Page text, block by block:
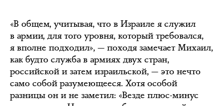
«В общем, учитывая, что в Израиле я служил
в армии, для того уровня, который требовался,
я вполне подходил», — походя замечает Михаил,
как будто служба в армиях двух стран,
российской и затем израильской, — это нечто
само собой разумеющееся. Хотя особой
разницы он и не заметил: «Везде плюс-минус